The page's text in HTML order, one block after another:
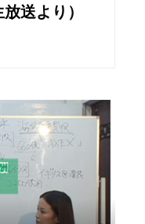
送より）